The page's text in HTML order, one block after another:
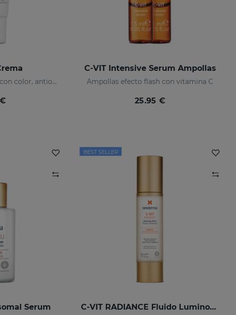
Crema de tratamiento con color, antioxidante con vitamina C y ácido hialurónico
C-VIT Intensive Serum Ampollas
Ampollas efecto flash con vitamina C
25.95 €
Serum
BEST SELLER
C-VIT RADIANCE Fluido Luminoso